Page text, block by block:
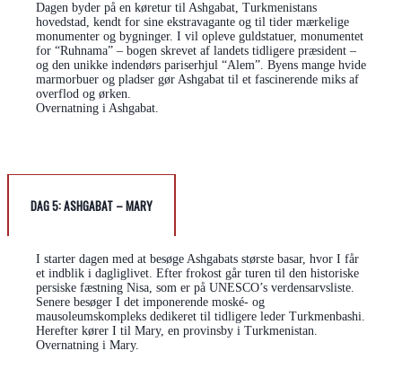
Dagen byder på en køretur til Ashgabat, Turkmenistans
hovedstad, kendt for sine ekstravagante og til tider mærkelige
monumenter og bygninger. I vil opleve guldstatuer, monumentet
for “Ruhnama” – bogen skrevet af landets tidligere præsident –
og den unikke indendørs pariserhjul “Alem”. Byens mange hvide
marmorbuer og pladser gør Ashgabat til et fascinerende miks af
overflod og ørken.
Overnatning i Ashgabat.
DAG 5: ASHGABAT – MARY
I starter dagen med at besøge Ashgabats største basar, hvor I får
et indblik i dagliglivet. Efter frokost går turen til den historiske
persiske fæstning Nisa, som er på UNESCO’s verdensarvsliste.
Senere besøger I det imponerende moské- og
mausoleumskompleks dedikeret til tidligere leder Turkmenbashi.
Herefter kører I til Mary, en provinsby i Turkmenistan.
Overnatning i Mary.